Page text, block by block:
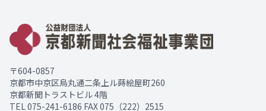
〒604-0857
京都市中京区烏丸通二条上ル蒔絵屋町260
京都新聞トラストビル 4階
TEL 075-241-6186 FAX 075（222）2515